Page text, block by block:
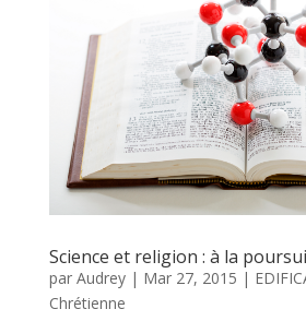
Science et religion : à la
par Audrey| Mar 27, 2015 |
Chrétienne